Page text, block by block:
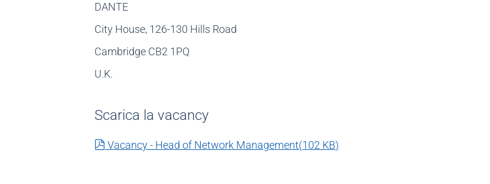
DANTE
City House, 126-130 Hills Road
Cambridge CB2 1PQ
U.K.
Scarica la vacancy
pdf
Vacancy - Head of Network Management(102 KB)